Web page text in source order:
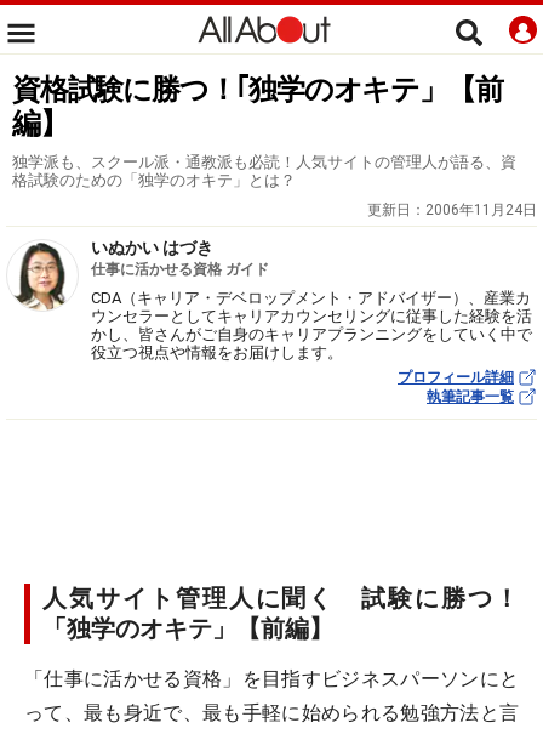
資格試験に勝つ！｢独学のオキテ」【前
編】
独学派も、スクール派・通教派も必読！人気サイトの管理人が語る、資
格試験のための「独学のオキテ」とは？
更新日： 2006年11月24日
いぬかい はづき
仕事に活かせる資格 ガイド
CDA（キャリア・デベロップメント・アドバイザー）、産業カ
ウンセラーとしてキャリアカウンセリングに従事した経験を活
かし、皆さんがご自身のキャリアプランニングをしていく中で
役立つ視点や情報をお届けします。
プロフィール詳細
執筆記事一覧
人気サイト管理人に聞く 試験に勝つ！
「独学のオキテ」【前編】
「仕事に活かせる資格」を目指すビジネスパーソンにと
って、最も身近で、最も手軽に始められる勉強方法と言